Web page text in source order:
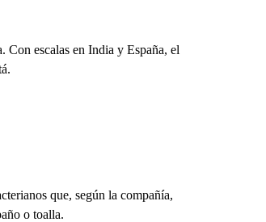
Con escalas en India y España, el
que, según la compañía,
o toalla.